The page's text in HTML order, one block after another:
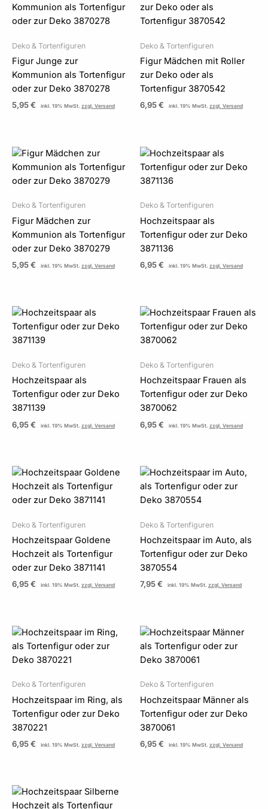
Deko & Tortenfiguren
Figur Junge zur
Kommunion als Tortenfigur
oder zur Deko 3870278
5,95€ inkl. 19% MwSt. zzgl. Versand
Deko & Tortenfiguren
Figur Mädchen mit Roller
zur Deko oder als
Tortenfigur 3870542
6,95€ inkl. 19% MwSt. zzgl. Versand
Deko & Tortenfiguren
Figur Mädchen zur
Kommunion als Tortenfigur
oder zur Deko 3870279
5,95€ inkl. 19% MwSt. zzgl. Versand
Deko & Tortenfiguren
Hochzeitspaar als
Tortenfigur oder zur Deko
3871136
6,95€ inkl. 19% MwSt. zzgl. Versand
Deko & Tortenfiguren
Hochzeitspaar als
Tortenfigur oder zur Deko
3871139
6,95€ inkl. 19% MwSt. zzgl. Versand
Deko & Tortenfiguren
Hochzeitspaar Frauen als
Tortenfigur oder zur Deko
3870062
6,95€ inkl. 19% MwSt. zzgl. Versand
Deko & Tortenfiguren
Hochzeitspaar Goldene
Hochzeit als Tortenfigur
oder zur Deko 3871141
6,95€ inkl. 19% MwSt. zzgl. Versand
Deko & Tortenfiguren
Hochzeitspaar im Auto, als
Tortenfigur oder zur Deko
3870554
7,95€ inkl. 19% MwSt. zzgl. Versand
Deko & Tortenfiguren
Hochzeitspaar im Ring, als
Tortenfigur oder zur Deko
3870221
6,95€ inkl. 19% MwSt. zzgl. Versand
Deko & Tortenfiguren
Hochzeitspaar Männer als
Tortenfigur oder zur Deko
3870061
6,95€ inkl. 19% MwSt. zzgl. Versand